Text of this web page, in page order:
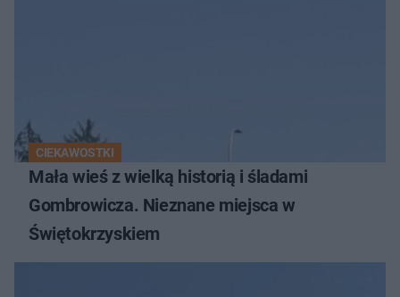
CIEKAWOSTKI
Mała wieś z wielką historią i śladami
Gombrowicza. Nieznane miejsca w
Świętokrzyskiem